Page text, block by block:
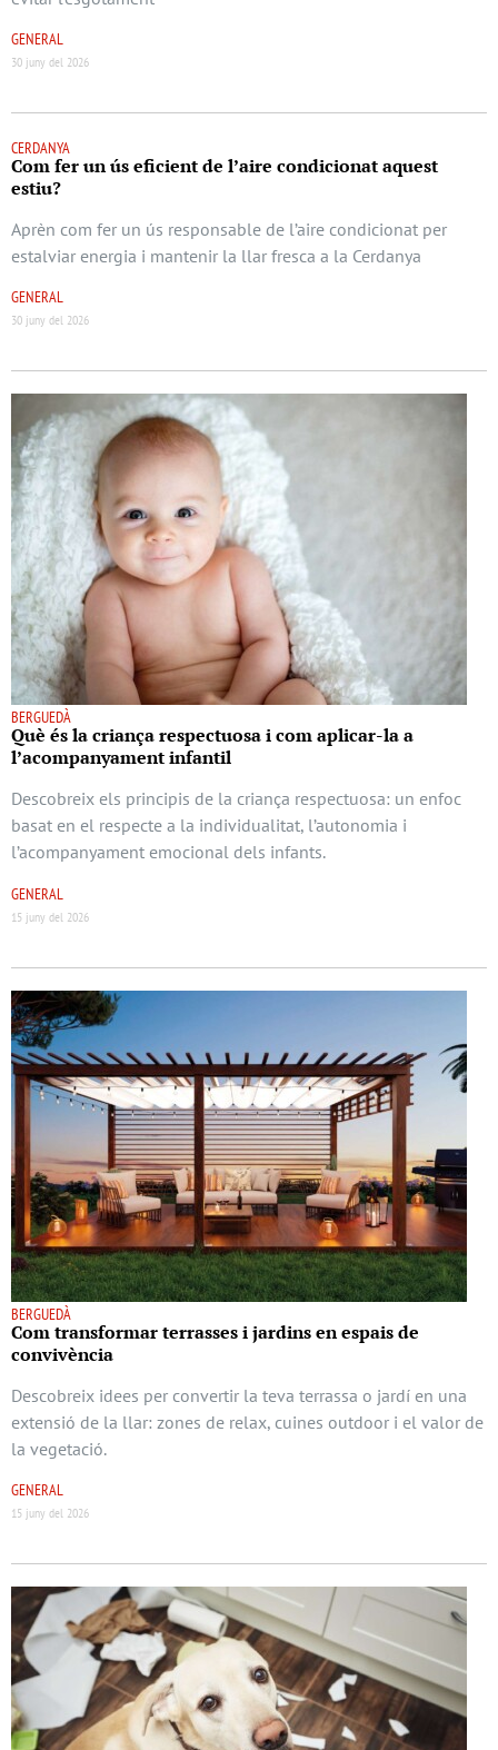
GENERAL
30 juny del 2026
CERDANYA
Com fer un ús eficient de l’aire condicionat aquest
estiu?
Aprèn com fer un ús responsable de l’aire condicionat per
estalviar energia i mantenir la llar fresca a la Cerdanya
GENERAL
30 juny del 2026
BERGUEDÀ
Què és la criança respectuosa i com aplicar-la a
l’acompanyament infantil
Descobreix els principis de la criança respectuosa: un enfoc
basat en el respecte a la individualitat, l’autonomia i
l’acompanyament emocional dels infants.
GENERAL
15 juny del 2026
BERGUEDÀ
Com transformar terrasses i jardins en espais de
convivència
Descobreix idees per convertir la teva terrassa o jardí en una
extensió de la llar: zones de relax, cuines outdoor i el valor de
la vegetació.
GENERAL
15 juny del 2026